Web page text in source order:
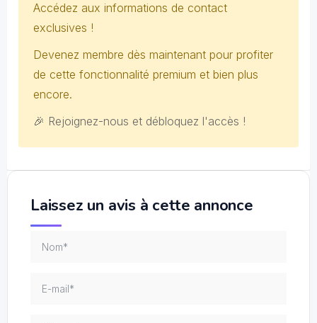
Accédez aux informations de contact
exclusives !
Devenez membre dès maintenant pour profiter
de cette fonctionnalité premium et bien plus
encore.
🎉 Rejoignez-nous et débloquez l'accès !
Laissez un avis à cette annonce